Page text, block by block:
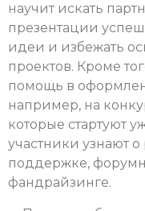
научит искать
презентации
идеи и избежать
проектов. Кроме
помощь в
например, на
которые стартуют
участники узнают
поддержке,
фандрайзинге.